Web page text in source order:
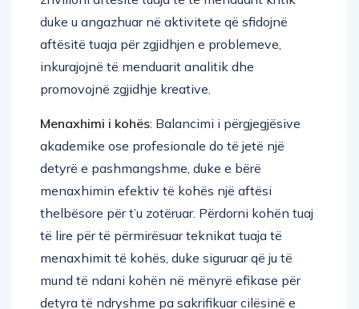
duke u angazhuar në aktivitete që sfidojnë
aftësitë tuaja për zgjidhjen e problemeve,
inkurajojnë të menduarit analitik dhe
promovojnë zgjidhje kreative.
akademike ose profesionale do të jetë një
detyrë e pashmangshme, duke e bërë
menaxhimin efektiv të kohës një aftësi
thelbësore për t’u zotëruar. Përdorni kohën tuaj
të lire për të përmirësuar teknikat tuaja të
menaxhimit të kohës, duke siguruar që ju të
mund të ndani kohën në mënyrë efikase për
detyra të ndryshme pa sakrifikuar cilësinë e